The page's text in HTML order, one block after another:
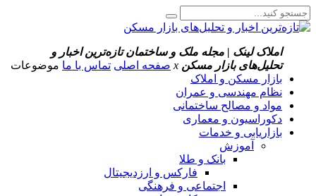
املاک لینک | مجله ملک و ساختمان تازه‌ترین اخبار و
تحلیل‌های بازار مسکن x صفحه اصلی تماس با ما موضوعات
بازار مسکن و املاک
نظام مهندسی و عمران
مواد و مصالح ساختمانی
دکوراسیون و معماری
بازاریابی و خدمات
آموزش
بانک و طلا
فارکس و ارزدیجیتال
اجتماعی و فرهنگی